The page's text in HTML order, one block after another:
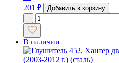
201 ₽
Добавить в корзину
-
В наличии